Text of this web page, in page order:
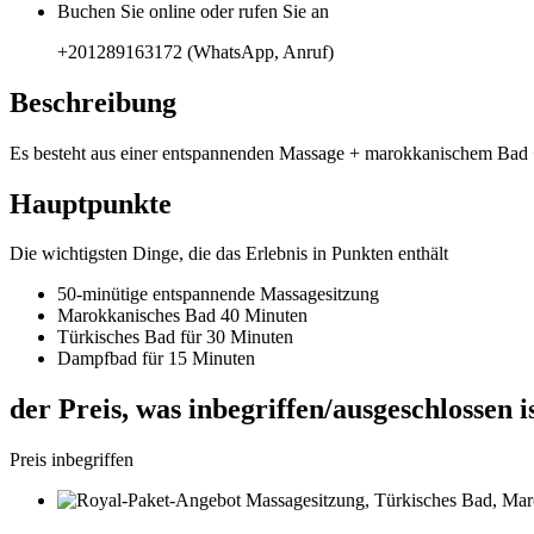
Buchen Sie online oder rufen Sie an
+201289163172 (WhatsApp, Anruf)
Beschreibung
Es besteht aus einer entspannenden Massage + marokkanischem
Hauptpunkte
Die wichtigsten Dinge, die das Erlebnis in Punkten enthält
50-minütige entspannende Massagesitzung
Marokkanisches Bad 40 Minuten
Türkisches Bad für 30 Minuten
Dampfbad für 15 Minuten
der Preis, was inbegriffen/ausgeschlossen
Preis inbegriffen
Massagesitzung, Türkisches Bad,